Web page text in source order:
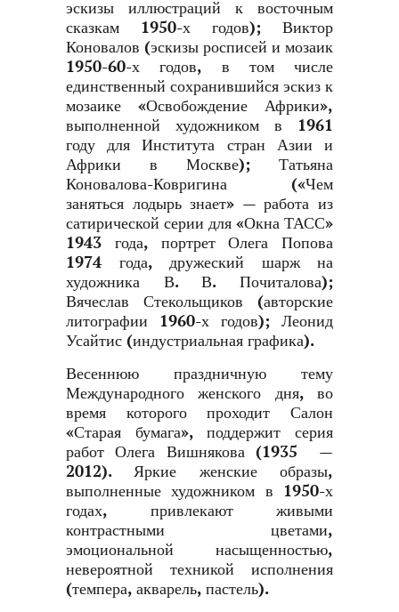
эскизы иллюстраций к восточным
сказкам 1950-х годов); Виктор
Коновалов (эскизы росписей и мозаик
1950-60-х годов, в том числе
единственный сохранившийся эскиз к
мозаике «Освобождение Африки»,
выполненной художником в 1961
году для Института стран Азии и
Африки в Москве); Татьяна
Коновалова-Ковригина («Чем
заняться лодырь знает» — работа из
сатирической серии для «Окна ТАСС»
1943 года, портрет Олега Попова
1974 года, дружеский шарж на
художника В. В. Почиталова);
Вячеслав Стекольщиков (авторские
литографии 1960-х годов); Леонид
Усайтис (индустриальная графика).
Весеннюю праздничную тему
Международного женского дня, во
время которого проходит Салон
«Старая бумага», поддержит серия
работ Олега Вишнякова (1935 —
2012). Яркие женские образы,
выполненные художником в 1950-х
годах, привлекают живыми
контрастными цветами,
эмоциональной насыщенностью,
невероятной техникой исполнения
(темпера, акварель, пастель).